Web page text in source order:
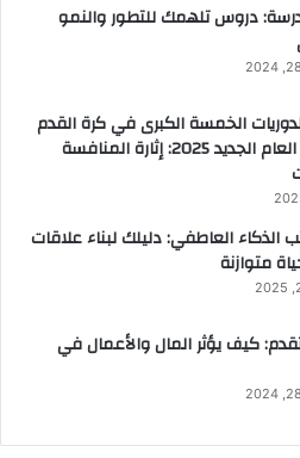
دروس تلهمك للتطور والنمو
الخمسة الكبرى في كرة القدم
مع بداية العام الجديد 2025: إثارة المنافسة
الذكاء العاطفي: دليلك لبناء علاقات
متوازنة
كيف يؤثر المال والأعمال في